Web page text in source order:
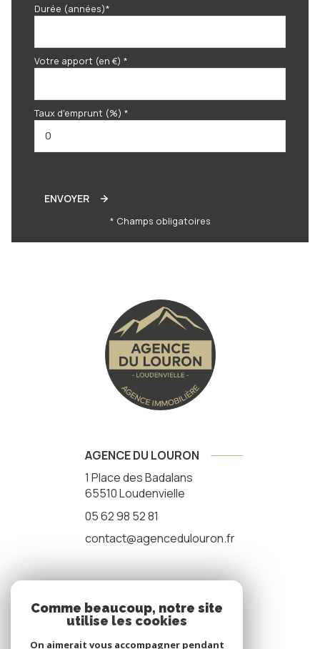
Durée (années)*
Votre apport (en €) *
Taux d'emprunt (%) *
ENVOYER
* Champs obligatoires
AGENCE DU LOURON
1 Place des Badalans
65510Loudenvielle
05 62 98 52 81
contact@agencedulouron.fr
nous suivre
Comme beaucoup, notre site
utilise les cookies
On aimerait vous accompagner pendant